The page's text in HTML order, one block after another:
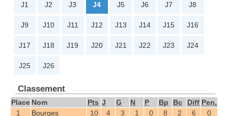
J1 J2 J3 J4 J5 J6 J7 J8
J9 J10 J11 J12 J13 J14 J15 J16
J17 J18 J19 J20 J21 J22 J23 J24
J25 J26
Classement
Place Nom Pts J G N P Bp Bc Diff Pen,
1
Bourges 10 4 3 1 0 8 2 6
0